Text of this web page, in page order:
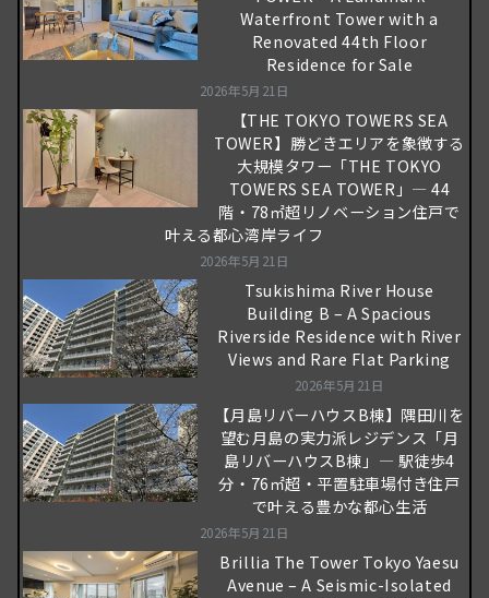
Waterfront Tower with a
Renovated 44th Floor
Residence for Sale
2026年5月21日
【THE TOKYO TOWERS SEA
TOWER】勝どきエリアを象徴する
大規模タワー「THE TOKYO
TOWERS SEA TOWER」― 44
階・78㎡超リノベーション住戸で
叶える都心湾岸ライフ
2026年5月21日
Tsukishima River House
Building B – A Spacious
Riverside Residence with River
Views and Rare Flat Parking
2026年5月21日
【月島リバーハウスB棟】隅田川を
望む月島の実力派レジデンス「月
島リバーハウスB棟」― 駅徒歩4
分・76㎡超・平置駐車場付き住戸
で叶える豊かな都心生活
2026年5月21日
Brillia The Tower Tokyo Yaesu
Avenue – A Seismic-Isolated